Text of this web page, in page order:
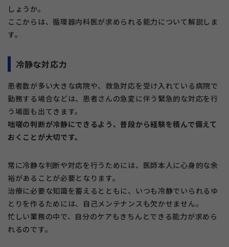
しょうか。
ここからは、循環器内科医が求められる能力について解説しま
す。
冷静な対応力
患者数が多い大きな病院や、救急対応を受け入れている病院で
勤務する場合などは、患者さんの急変に伴う緊急的な対応を行
う場面も出てきます。
咄嗟の判断が冷静にできるよう、普段から経験を積んで備えて
おくことが大切です。
常に冷静な判断や対応を行うためには、医師本人に心身的な余
裕があることが必要となります。
治療に必要な知識を蓄えるとともに、いつも冷静でいられるゆ
とりを作るためには、自己メンテナンスも欠かせません。
忙しい業務の中で、自分のケアもきちんとできる能力が求めら
れるのです。